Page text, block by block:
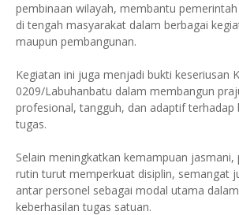
pembinaan wilayah, membantu
di tengah masyarakat dalam berbagai
maupun pembangunan.
Kegiatan ini juga menjadi bukti keseriusan
0209/Labuhanbatu dalam membangun
profesional, tangguh, dan adaptif terhadap
tugas.
Selain meningkatkan kemampuan jasmani,
rutin turut memperkuat disiplin, semangat
antar personel sebagai modal utama
keberhasilan tugas satuan.